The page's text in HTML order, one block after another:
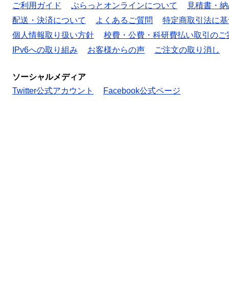
ご利用ガイド
ぷらっとオンラインについて
見積書・
配送・決済について
よくあるご質問
特定商取引法に
個人情報取り扱い方針
校費・公費・科研費払い取引のご
IPv6への取り組み
お客様からの声 ご注文の取り消し
ソーシャルメディア
Twitter公式アカウント
Facebook公式ページ